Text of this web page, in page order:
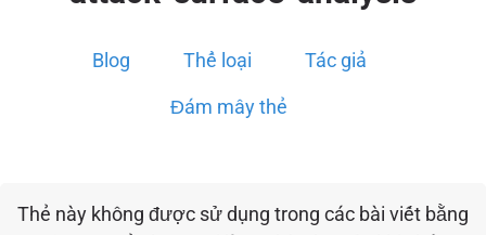
Blog Thể loại Tác giả
Đám mây thẻ